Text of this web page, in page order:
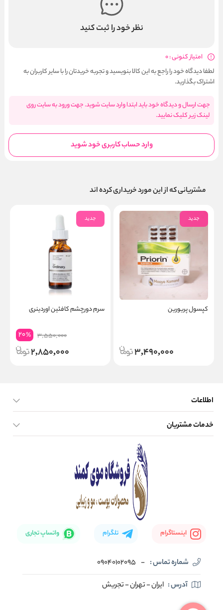
نظر خود را ثبت کنید
امتیاز کنونی : 0
لطفا دیدگاه خود را راجع به این کالا بنویسید و تجربه خریدتان را با سایر کاربران به
اشتراک بگذارید.
جهت ارسال و دیدگاه خود باید ابتدا وارد سایت شوید. جهت ورود به سایت روی
لینک زیر کلیک نمایید.
وارد حساب کاربری خود شوید
مشتریانی که از این مورد خریداری کرده اند
جدید
کپسول پریورین
3,490,000
جدید
سرم دورچشم کافئین اوردینری
3,550,000
20%
2,850,000
اطلاعات
صفحه اصلی
خدمات مشتریان
اینستاگرام تلگرام واتساپ تجاری
شماره تماس : -
09040102095
آدرس : ایران - تهران - تجریش